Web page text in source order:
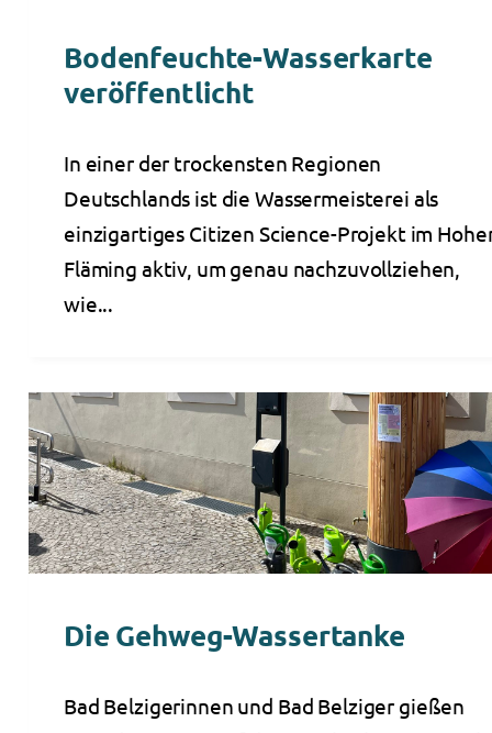
Bodenfeuchte-Wasserkarte
veröffentlicht
In einer der trockensten Regionen
Deutschlands ist die Wassermeisterei als
einzigartiges Citizen Science-Projekt im
Fläming aktiv, um genau nachzuvollziehen,
wie...
Die Gehweg-Wassertanke
Bad Belzigerinnen und Bad Belziger gießen